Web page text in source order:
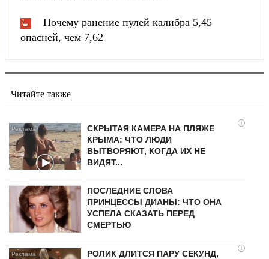
Почему ранение пулей калибра 5,45
опасней, чем 7,62
Читайте также
i
СКРЫТАЯ КАМЕРА НА ПЛЯЖЕ
КРЫМА: ЧТО ЛЮДИ
ВЫТВОРЯЮТ, КОГДА ИХ НЕ
ВИДЯТ...
ПОСЛЕДНИЕ СЛОВА
ПРИНЦЕССЫ ДИАНЫ: ЧТО ОНА
УСПЕЛА СКАЗАТЬ ПЕРЕД
СМЕРТЬЮ
i
РОЛИК ДЛИТСЯ ПАРУ СЕКУНД,